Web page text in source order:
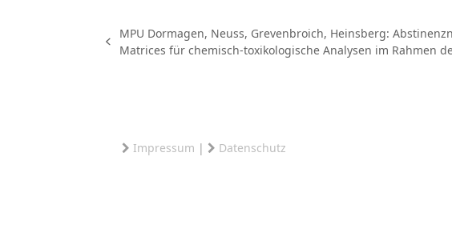
vorheriger
MPU Dormagen, Neuss, Grevenbroich, Heinsberg:
Matrices für chemisch-toxikologische Analysen im Rahmen
Impressum | Datenschutz